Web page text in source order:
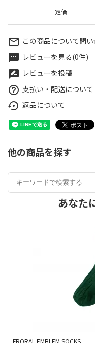
定価
mail_outline この商品について問
textsms レビューを見る(0件)
rate_review レビューを投稿
help_outline 支払い・配送について
settings_backup_restore 返品について
他の商品を探す
あなた
FRORAL EMBLEM SOCKS